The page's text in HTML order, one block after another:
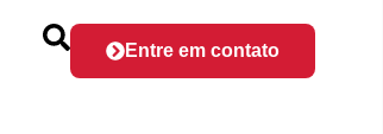
Entre em contato